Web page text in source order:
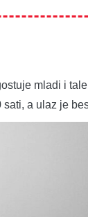
mladi i
a ulaz je